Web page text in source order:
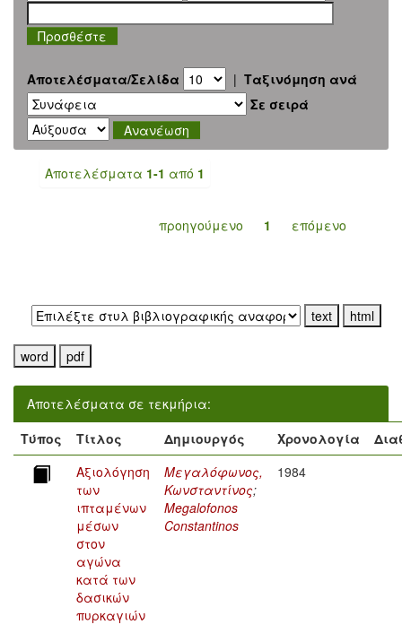
Αποτελέσματα/Σελίδα | Ταξινόμηση ανά
Σε σειρά
Αποτελέσματα 1-1 από 1
προηγούμενο 1 επόμενο
Αποτελέσματα σε τεκμήρια:
Τύπος
Τίτλος Δημιουργός Χρονολογία
Αξιολόγηση
των
ιπταμένων
μέσων
στον
αγώνα
κατά των
δασικών
πυρκαγιών
Μεγαλόφωνος,
Κωνσταντίνος;
Megalofonos
Constantinos
1984